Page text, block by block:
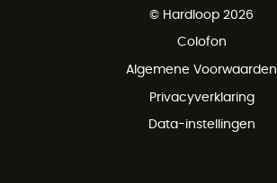
Gratis retourneren binnen 100 dagen
© Hardloop 2026
Colofon
Algemene Voorwaarden
Privacyverklaring
Data-instellingen